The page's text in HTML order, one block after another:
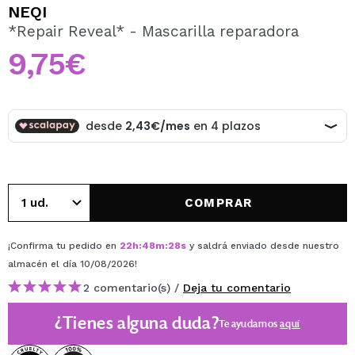
Al crear una cuenta en Maquillalia.com podrás realizar
tus compras rápidamente, revisar el estado de tus
pedidos y consultar tus operaciones anteriores.
CREAR CUENTA
NEQI
*Repair Reveal* - Mascarilla reparadora
9,75€
COMPRAR
¡Confirma tu pedido en 22h:48m:28s y saldrá enviado desde nuestro
almacén el día 10/08/2026!
2 comentario(s) / Deja tu comentario
¿Tienes alguna duda?Te ayudamosaquí